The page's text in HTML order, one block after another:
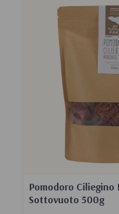
Pomodoro Ciliegino
Sottovuoto 500g